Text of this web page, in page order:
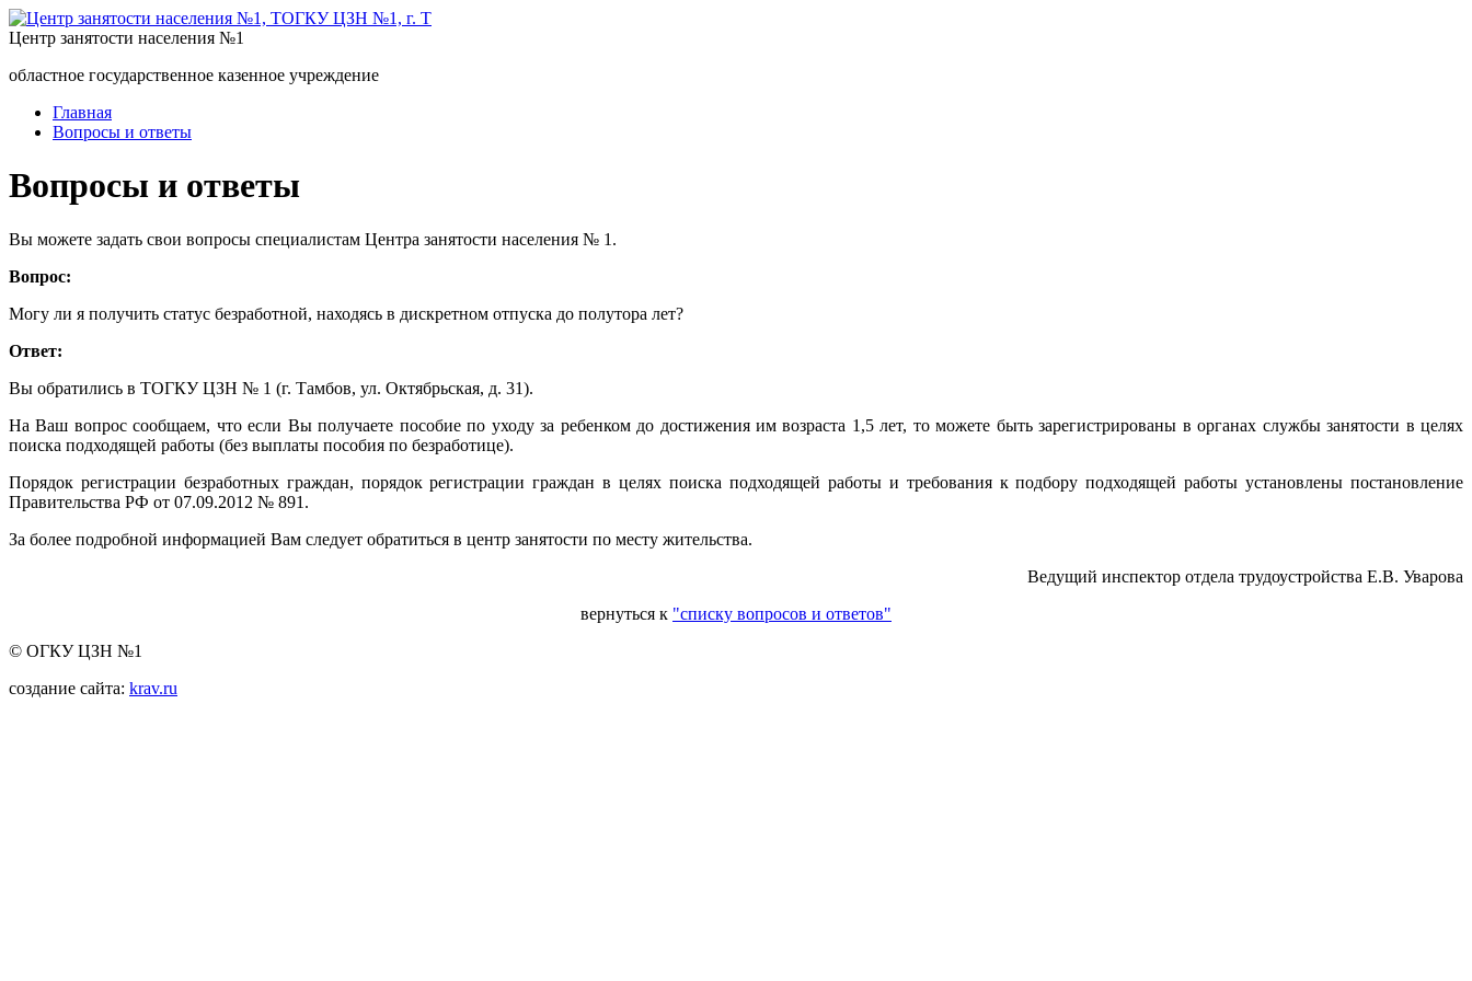
Центр занятости населения №1
областное государственное казенное учреждение
Главная
Вопросы и ответы
Вопросы и ответы
Вы можете задать свои вопросы специалистам Центра занятости населения № 1.
Вопрос:
Могу ли я получить статус безработной, находясь в дискретном отпуска до полутора лет?
Ответ:
Вы обратились в ТОГКУ ЦЗН № 1 (г. Тамбов, ул. Октябрьская, д. 31).
На Ваш вопрос сообщаем, что если Вы получаете пособие по уходу за ребенком до достижения им возраста 1,5 лет, то можете быть зарегистрированы в органах службы занятости в целях
поиска подходящей работы (без выплаты пособия по безработице).
Порядок регистрации безработных граждан, порядок регистрации граждан в целях поиска подходящей работы и требования к подбору подходящей работы установлены постановление
Правительства РФ от 07.09.2012 № 891.
За более подробной информацией Вам следует обратиться в центр занятости по месту жительства.
Ведущий инспектор отдела трудоустройства Е.В. Уварова
вернуться к "списку вопросов и ответов"
© ОГКУ ЦЗН №1
создание сайта: krav.ru